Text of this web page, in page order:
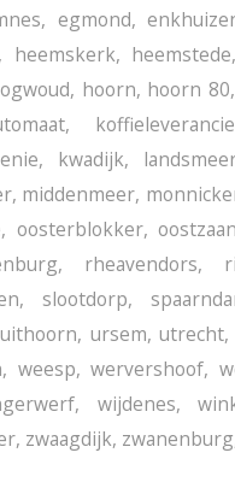
, egmond,
, heemskerk, heemstede,
, hoorn, hoorn 80,
,
, kwadijk,
, middenmeer,
, oosterblokker,oostzaan
, rheavendors,
, slootdorp,
uithoorn, ursem, utrecht,
, weesp,wervershoof,
, wijdenes,
, zwaagdijk, zwanenburg